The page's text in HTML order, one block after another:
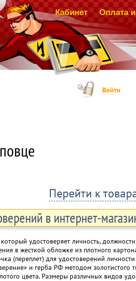
Кабинет Оплата
Войти
Перейти к
в интернет-
удостоверяет личность,
в жесткой обложке из плотного
(переплет) для удостоверений
и герба РФ методом золотистого
цвета. Размеры различных видов